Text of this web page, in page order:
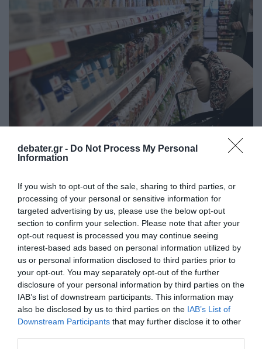
debater.gr - Do Not Process My Personal
Information
If you wish to opt-out of the sale, sharing to third parties, or
processing of your personal or sensitive information for
targeted advertising by us, please use the below opt-out
section to confirm your selection. Please note that after your
opt-out request is processed you may continue seeing
interest-based ads based on personal information utilized by
us or personal information disclosed to third parties prior to
your opt-out. You may separately opt-out of the further
disclosure of your personal information by third parties on the
IAB’s list of downstream participants. This information may
also be disclosed by us to third parties on the IAB’s List of
Downstream Participants that may further disclose it to other
Τι προβλέπει η τροπολογία για τη σήμανση
στο “καλάθι του νοικοκυριού” που ψηφίστηκε
στη Βουλή
Αναλυτικά όσα αναφέρει
10.11.2022 - 19:36